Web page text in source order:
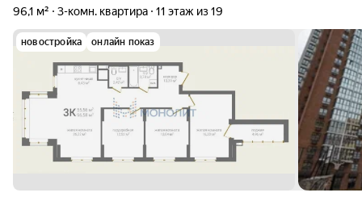
96,1 м² 3-комн. квартира 11 этаж из 19
новостройка онлайн показ